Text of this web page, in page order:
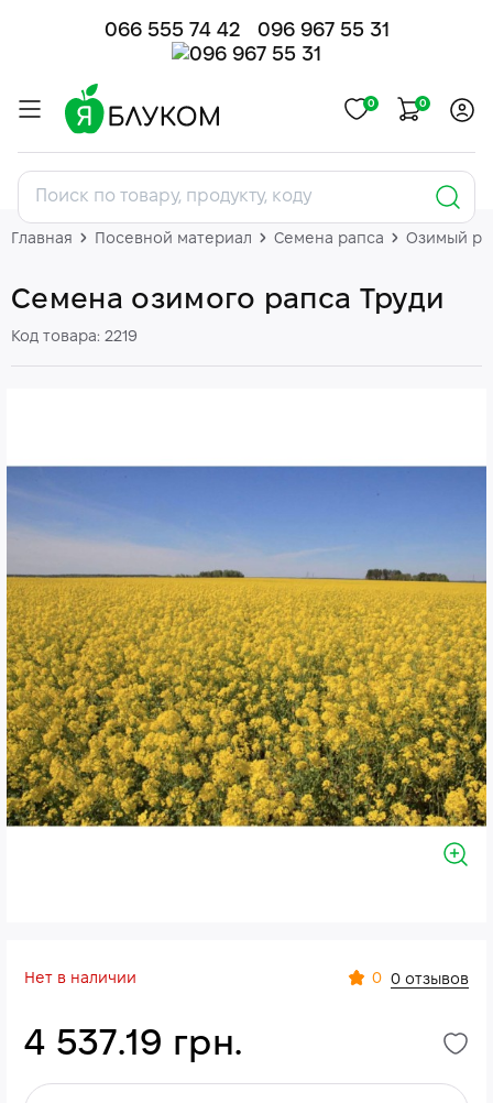
066 555 74 42 096 967 55 31
0 0
Главная Посевной материал Семена рапса Озимый
Семена озимого рапса Труди
Код товара: 2219
Нет в наличии 0 0 отзывов
4 537.19 грн.